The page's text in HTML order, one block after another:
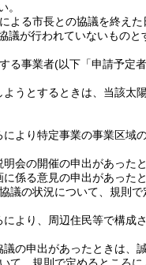
。
よる市長との協議を終え
議が行われていないものと
る事業者(以下「申請予定
うとするときは、当該太
より特定事業の事業区域
明会の開催の申出があった
係る意見の申出があった
議の状況について、規則
より、周辺住民等で構成
議の申出があったときは、